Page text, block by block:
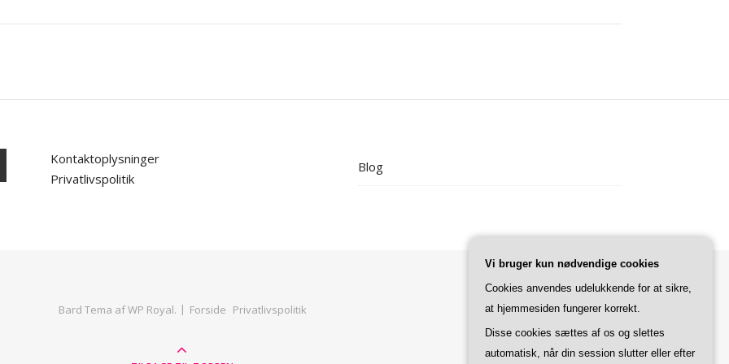
Kontaktoplysninger
Privatlivspolitik
Blog
Bard Tema afWP Royal. Forside Privatlivspolitik
Vi bruger kun nødvendige cookies
Cookies anvendes udelukkende for at sikre,
at hjemmesiden fungerer korrekt.
Disse cookies sættes af os og slettes
automatisk, når din session slutter eller efter